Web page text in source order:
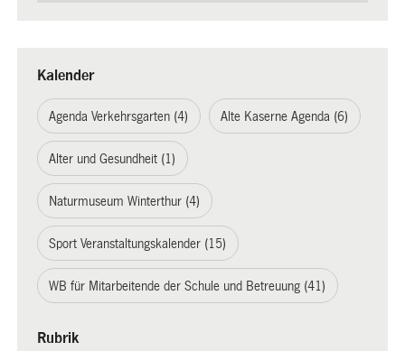
Kalender
Agenda Verkehrsgarten (4) Alte Kaserne Agenda (6)
Alter und Gesundheit (1)
Naturmuseum Winterthur (4)
Sport Veranstaltungskalender (15)
WB für Mitarbeitende der Schule und Betreuung (41)
Rubrik